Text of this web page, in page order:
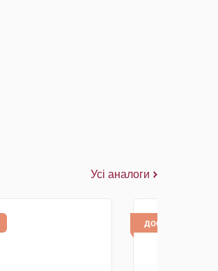
Усі аналоги
доставка